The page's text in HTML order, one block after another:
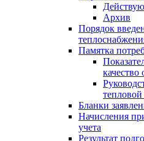
Архив
Порядок
Памятка
качество
Бланки
Начисления
учета
Результат